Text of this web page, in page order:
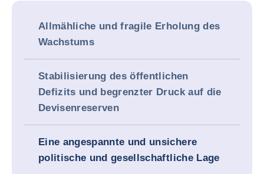
Allmähliche und fragile Erholung des
Wachstums
Stabilisierung des öffentlichen
Defizits und begrenzter Druck auf die
Devisenreserven
Eine angespannte und unsichere
politische und gesellschaftliche Lage